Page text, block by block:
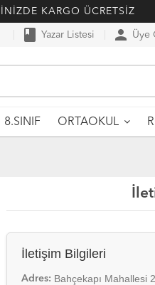
KARGO ÜCRETSİZ
book Yazar Listesi person Üye
8.SINIF ORTAOKUL
İletişim Bilgileri
Adres: Bahçekapı Mahallesi